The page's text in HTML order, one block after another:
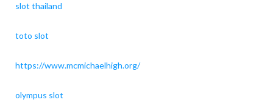
slot thailand
toto slot
https://www.mcmichaelhigh.org/
olympus slot